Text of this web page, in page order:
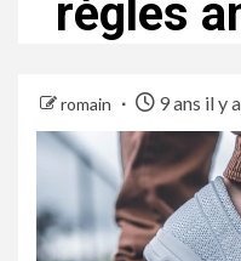
règles
romain 9 ans il y a